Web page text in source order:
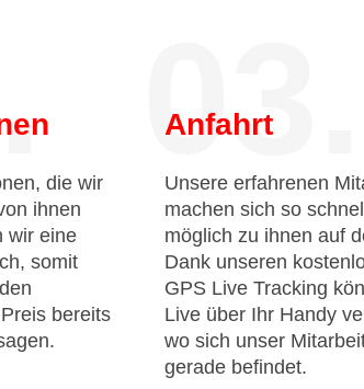
die wir
ihnen
wir eine
somit
bereits
03.
Anfahrt
Unsere erfahrenen
machen sich so
möglich zu ihnen auf
Dank unseren
GPS Live Tracking
Live über Ihr Handy
wo sich unser
gerade befindet.